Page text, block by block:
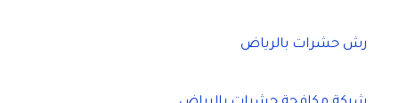
رش حشرات بالرياض